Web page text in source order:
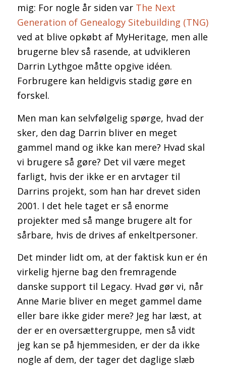
mig: For nogle år siden var The Next
Generation of Genealogy Sitebuilding (TNG)
ved at blive opkøbt af MyHeritage, men alle
brugerne blev så rasende, at udvikleren
Darrin Lythgoe måtte opgive idéen.
Forbrugere kan heldigvis stadig gøre en
forskel.
Men man kan selvfølgelig spørge, hvad der
sker, den dag Darrin bliver en meget
gammel mand og ikke kan mere? Hvad skal
vi brugere så gøre? Det vil være meget
farligt, hvis der ikke er en arvtager til
Darrins projekt, som han har drevet siden
2001. I det hele taget er så enorme
projekter med så mange brugere alt for
sårbare, hvis de drives af enkeltpersoner.
Det minder lidt om, at der faktisk kun er én
virkelig hjerne bag den fremragende
danske support til Legacy. Hvad gør vi, når
Anne Marie bliver en meget gammel dame
eller bare ikke gider mere? Jeg har læst, at
der er en oversættergruppe, men så vidt
jeg kan se på hjemmesiden, er der da ikke
nogle af dem, der tager det daglige slæb